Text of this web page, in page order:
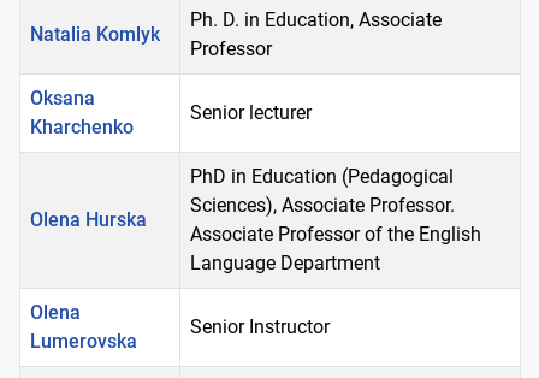
Natalia Komlyk
Ph. D. in Education, Associate
Professor
Oksana
Kharchenko
Senior lecturer
Olena Hurska
PhD in Education (Pedagogical
Sciences), Associate Professor.
Associate Professor of the English
Language Department
Olena
Lumerovska
Senior Instructor